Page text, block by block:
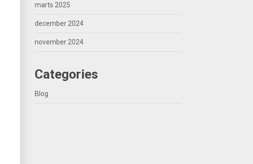
marts 2025
december 2024
november 2024
Categories
Blog